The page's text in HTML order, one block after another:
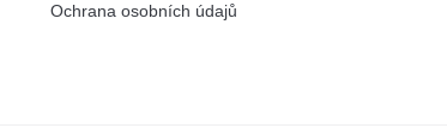
Ochrana osobních údajů